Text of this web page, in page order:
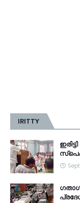
IRITTY